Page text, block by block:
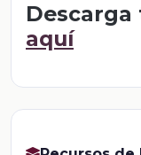
Descarga
aquí